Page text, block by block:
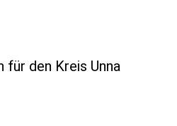
für den Kreis Unna